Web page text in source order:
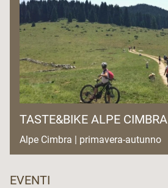
TASTE&BIKE ALPE CIMBRA
Alpe Cimbra | primavera-autunno
EVENTI